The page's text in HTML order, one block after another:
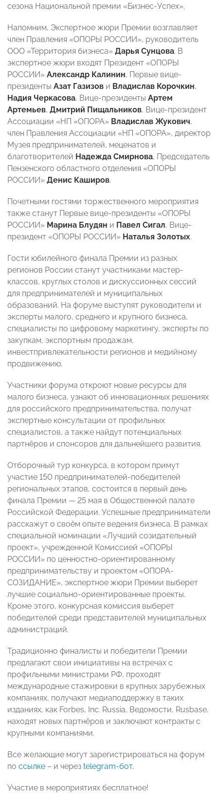
сезона Национальной премии «Бизнес-Успех».
Напомним, Экспертное жюри Премии возглавляет
член Правления «ОПОРЫ РОССИИ», руководитель
ООО «Территория бизнеса» Дарья Сунцова. В
экспертное жюри входят Президент «ОПОРЫ
РОССИИ» Александр Калинин, Первые вице-
президенты Азат Газизов и Владислав Корочкин,
Надия Черкасова, Вице-президенты Артем
Артемьев, Дмитрий Пищальников, Вице-президент
Ассоциации «НП «ОПОРА» Владислав Жукович,
член Правления Ассоциации «НП «ОПОРА», директор
Музея предпринимателей, меценатов и
благотворителей Надежда Смирнова, Председатель
Пензенского областного отделения «ОПОРЫ
РОССИИ» Денис Каширов.
Почетными гостями торжественного мероприятия
также станут Первые вице-президенты «ОПОРЫ
РОССИИ» Марина Блудян и Павел Сигал, Вице-
президент «ОПОРЫ РОССИИ» Наталья Золотых.
Гости юбилейного финала Премии из разных
регионов России станут участниками мастер-
классов, круглых столов и дискуссионных сессий
для предпринимателей и муниципальных
образований. На форуме выступят руководители и
эксперты малого, среднего и крупного бизнеса,
специалисты по цифровому маркетингу, эксперты по
закупкам, экспортным продажам,
инвестпривлекательности регионов и медийному
продвижению.
Участники форума откроют новые ресурсы для
малого бизнеса, узнают об инновационных решениях
для российского предпринимательства, получат
экспертные консультации от профильных
специалистов, а также найдут потенциальных
партнёров и спонсоров для дальнейшего развития.
Отборочный тур конкурса, в котором примут
участие 150 предпринимателей-победителей
региональных этапов, состоится в первый день
финала Премии — 25 мая в Общественной палате
Российской Федерации. Успешные предприниматели
расскажут о своём опыте ведения бизнеса. В рамках
специальной номинации «Лучший созидательный
проект», учрежденной Комиссией «ОПОРЫ
РОССИИ» по ценностно-ориентированному
предпринимательству и проектом «ОПОРА-
СОЗИДАНИЕ», экспертное жюри Премии выберет
лучшие социально-ориентированные проекты.
Кроме этого, конкурсная комиссия выберет
победителей среди представителей муниципальных
администраций.
Традиционно финалисты и победители Премии
предлагают свои инициативы на встречах с
профильными министрами РФ, проходят
международные стажировки в крупных зарубежных
компаниях, получают медиаподдержку в таких
изданиях, как Forbes, Inc. Russia, Ведомости, Rusbase,
находят новых партнёров и заключают контракты с
крупными компаниями.
Все желающие могут зарегистрироваться на форум
по ссылке – и через telegram-бот.
Участие в мероприятиях бесплатное!